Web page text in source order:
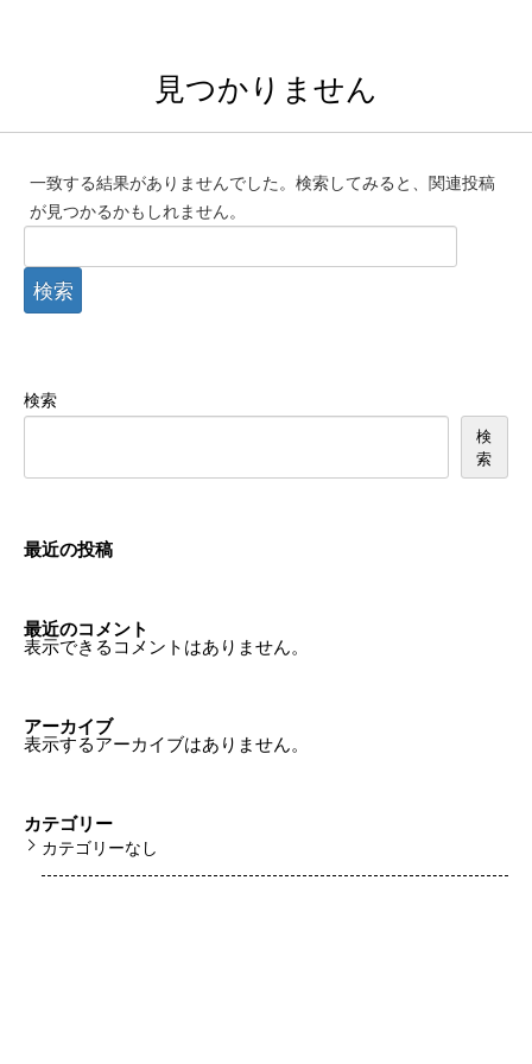
見つかりません
一致する結果がありませんでした。検索してみると、関連投稿
が見つかるかもしれません。
検
検索
検
索
最近の投稿
最近のコメント
表示できるコメントはありません。
アーカイブ
表示するアーカイブはありません。
カテゴリー
カテゴリーなし